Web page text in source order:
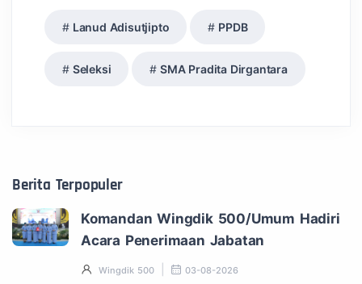
Lanud Adisutjipto PPDB
Seleksi SMA Pradita Dirgantara
Berita Terpopuler
Komandan Wingdik 500/Umum Hadiri
Acara Penerimaan Jabatan
Wingdik 500 03-08-2026